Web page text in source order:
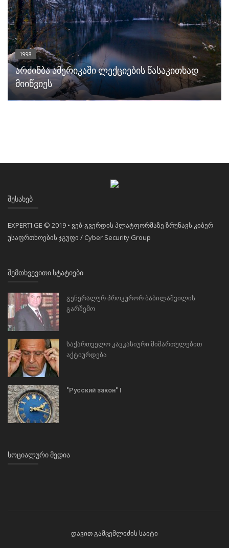
1998
არძინბა ამერიკაში ლექციების წასაკითხად
მიიწვიეს
ᲨᲔᲡᲐᲮᲔᲑ
EXPERTI.GE © 2019 • ვებ-გვერდის პლატფორმაზე ზრუნავს კიბერ
უსაფრთხოების ჯგუფი / Cyber Security Group
ᲨᲔᲛᲗᲮᲕᲔᲕᲘᲗᲘ ᲡᲢᲐᲢᲘᲔᲑᲘ
გენერალურ პროკურორ ბაბილაშვილის
გარშემო
საქართველო კავკასიური მიმართულებით
აქტიურდება
"Русский закон" I
ᲡᲝᲪᲘᲐᲚᲣᲠᲘ ᲛᲔᲓᲘᲐ
დავით გამცემლიძის საიტი